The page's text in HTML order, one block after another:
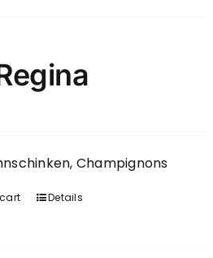
Champignons
Details